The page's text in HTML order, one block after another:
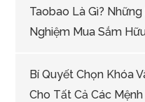
Taobao Là Gì?
Nghiệm Mua Sắm
Bí Quyết Chọn Khóa
Cho Tất Cả Các Mệnh